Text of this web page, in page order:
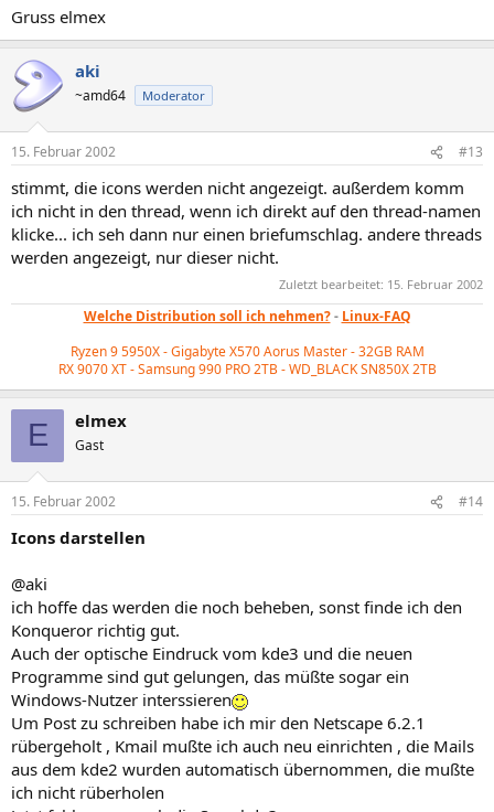
Gruss elmex
aki
~amd64 Moderator
15. Februar 2002 #13
stimmt, die icons werden nicht angezeigt. außerdem komm
ich nicht in den thread, wenn ich direkt auf den thread-namen
klicke... ich seh dann nur einen briefumschlag. andere threads
werden angezeigt, nur dieser nicht.
Zuletzt bearbeitet: 15. Februar 2002
Welche Distribution soll ich nehmen?- Linux-FAQ
Ryzen 9 5950X - Gigabyte X570 Aorus Master - 32GB RAM
RX 9070 XT - Samsung 990 PRO 2TB - WD_BLACKSN850X 2TB
E elmex
Gast
15. Februar 2002 #14
Icons darstellen
@aki
ich hoffe das werden die noch beheben, sonst finde ich den
Konqueror richtig gut.
Auch der optische Eindruck vom kde3 und die neuen
Programme sind gut gelungen, das müßte sogar ein
Windows-Nutzer interssieren
Um Post zu schreiben habe ich mir den Netscape 6.2.1
rübergeholt , Kmail mußte ich auch neu einrichten , die Mails
aus dem kde2 wurden automatisch übernommen, die mußte
ich nicht rüberholen